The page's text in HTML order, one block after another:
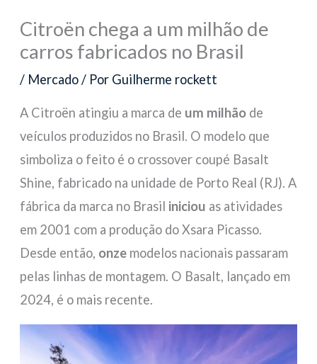
Citroën chega a um milhão de
carros fabricados no Brasil
/ Mercado/ Por Guilherme rockett
A Citroën atingiu a marca de um milhão de
veículos produzidos no Brasil. O modelo que
simboliza o feito é o crossover coupé Basalt
Shine, fabricado na unidade de Porto Real (RJ). A
fábrica da marca no Brasil iniciou as atividades
em 2001 com a produção do Xsara Picasso.
Desde então, onze modelos nacionais passaram
pelas linhas de montagem. O Basalt, lançado em
2024, é o mais recente.